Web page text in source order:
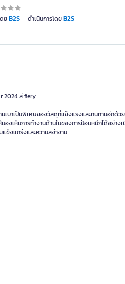
ยB2S ดำเนินการโดยB2S
2024 สี fiery
เบาเป็นพิเศษของวัสดุที่แข็งแรงและทนทานอีกด้วย
องเห็นการทำงานด้านในของการป้อนหมึกได้อย่าง
ข็งแกร่งและความสง่างาม